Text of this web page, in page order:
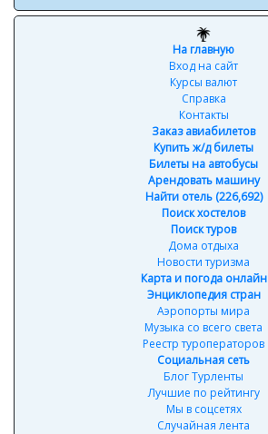
На главную
Вход на сайт
Курсы валют
Справка
Контакты
Заказ авиабилетов
Купить ж/д билеты
Билеты на автобусы
Арендовать машину
Найти отель (226,692)
Поиск хостелов
Поиск туров
Дома отдыха
Новости туризма
Карта и погода онлайн
Энциклопедия стран
Аэропорты мира
Музыка со всего света
Реестр туроператоров
Социальная сеть
Блог Турленты
Лучшие по рейтингу
Мы в соцсетях
Случайная лента